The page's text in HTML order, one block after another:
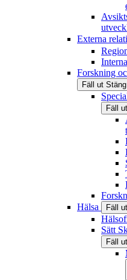
Externa
Forskning
Fäll ut Stäng
Fäll ut
Hälsa
Fäll ut
Sätt
Fäll ut